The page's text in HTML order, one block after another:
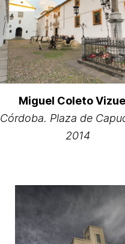
Miguel Coleto
Córdoba. Plaza de
2014